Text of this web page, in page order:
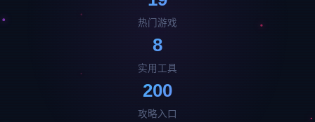
热门游戏
8
实用工具
200
攻略入口